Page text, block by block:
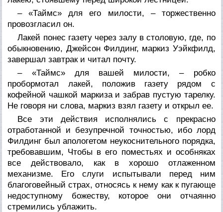
– «Таймс» для его милости, – торжественно
провозгласил он.
Лакей понес газету через залу в столовую, где, по
обыкновению, Джейсон Филдинг, маркиз Уэйкфилд,
завершал завтрак и читал почту.
– «Таймс» для вашей милости, – робко
пробормотал лакей, положив газету рядом с
кофейной чашкой маркиза и забрав пустую тарелку.
Не говоря ни слова, маркиз взял газету и открыл ее.
Все эти действия исполнялись с прекрасно
отработанной и безупречной точностью, ибо лорд
Филдинг был апологетом неукоснительного порядка,
требовавшим, Чтобы в его поместьях и особняках
все действовало, как в хорошо отлаженном
механизме. Его слуги испытывали перед ним
благоговейный страх, относясь к нему как к пугающе
недоступному божеству, которое они отчаянно
стремились ублажить.